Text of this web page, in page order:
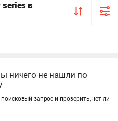
series в
ничего не нашли по
запрос и проверить, нет ли